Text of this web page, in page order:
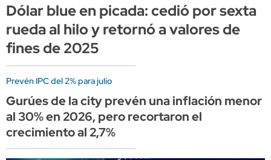
Dólar blue en picada: cedió por sexta
rueda al hilo y retornó a valores de
fines de 2025
Prevén IPC del 2% para julio
Gurúes de la city prevén una inflación menor
al 30% en 2026, pero recortaron el
crecimiento al 2,7%